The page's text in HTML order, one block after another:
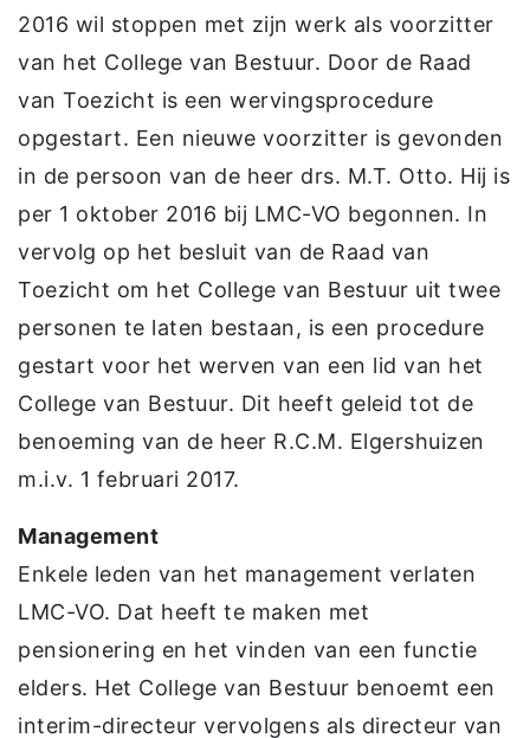
2016 wil stoppen met zijn werk als voorzitter
van het College van Bestuur. Door de Raad
van Toezicht is een wervingsprocedure
opgestart. Een nieuwe voorzitter is gevonden
in de persoon van de heer drs. M.T. Otto. Hij is
per 1 oktober 2016 bij LMC-VO begonnen. In
vervolg op het besluit van de Raad van
Toezicht om het College van Bestuur uit twee
personen te laten bestaan, is een procedure
gestart voor het werven van een lid van het
College van Bestuur. Dit heeft geleid tot de
benoeming van de heer R.C.M. Elgershuizen
m.i.v. 1 februari 2017.
Management
Enkele leden van het management verlaten
LMC-VO. Dat heeft te maken met
pensionering en het vinden van een functie
elders. Het College van Bestuur benoemt een
interim-directeur vervolgens als directeur van